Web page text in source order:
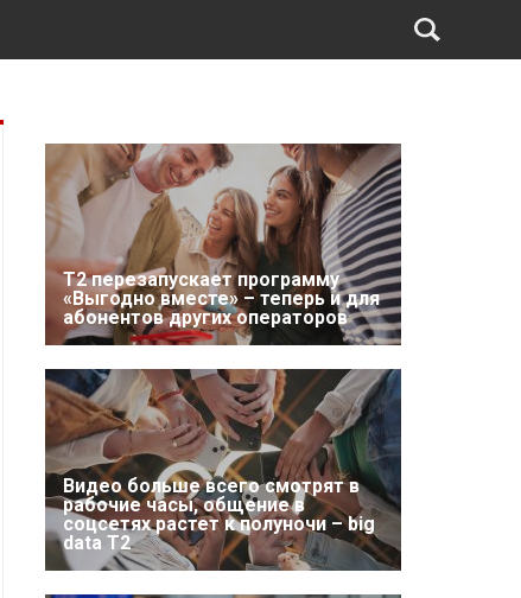
Т2 перезапускает программу
«Выгодно вместе» – теперь и для
абонентов других операторов
Видео больше всего смотрят в
рабочие часы, общение в
соцсетях растет к полуночи – big
data T2